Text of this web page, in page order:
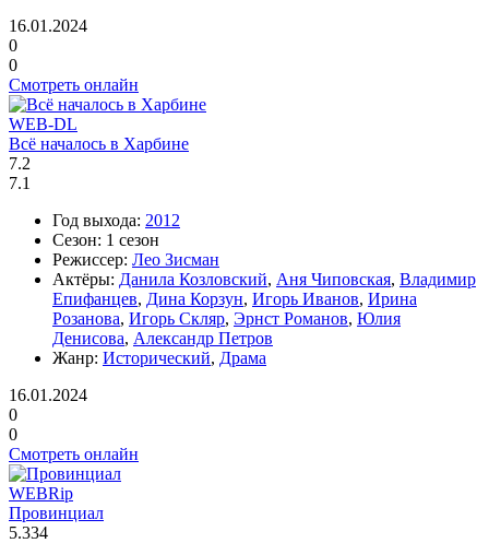
16.01.2024
0
0
Смотреть онлайн
WEB-DL
Всё началось в Харбине
7.2
7.1
Год выхода: 2012
Сезон: 1 сезон
Режиссер: Лео Зисман
Актёры: Данила Козловский, Аня Чиповская, Владимир
Епифанцев, Дина Корзун, Игорь Иванов, Ирина
Розанова, Игорь Скляр, Эрнст Романов, Юлия
Денисова, Александр Петров
Жанр: Исторический, Драма
16.01.2024
0
0
Смотреть онлайн
WEBRip
Провинциал
5.334